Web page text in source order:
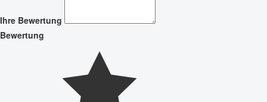
Ihre Bewertung
Bewertung